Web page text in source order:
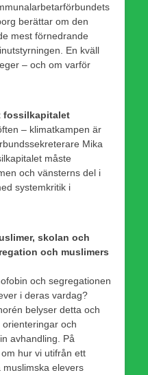
berättar om den
mest förnedrande
En kväll
– och om varför
fossilkapitalet
– klimatkampen är
Mika
måste
och vänsterns del i
systemkritik i
skolan och
och muslimers
och segregationen
i deras vardag?
belyser detta och
och
avhandling. På
hur vi utifrån ett
elevers